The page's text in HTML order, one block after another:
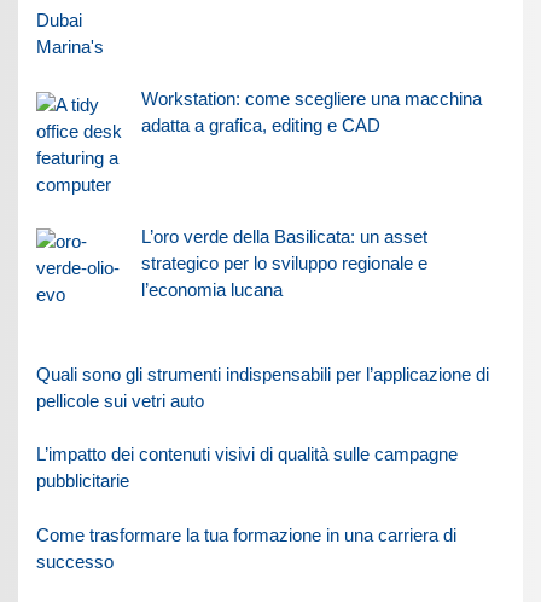
Workstation: come scegliere una macchina
adatta a grafica, editing e CAD
L’oro verde della Basilicata: un asset
strategico per lo sviluppo regionale e
l’economia lucana
Quali sono gli strumenti indispensabili per l’applicazione di
pellicole sui vetri auto
L’impatto dei contenuti visivi di qualità sulle campagne
pubblicitarie
Come trasformare la tua formazione in una carriera di
successo